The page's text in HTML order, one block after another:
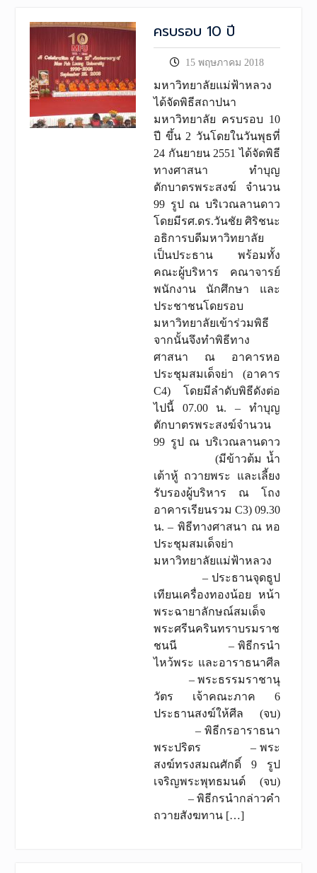
ครบรอบ 10 ปี
15 พฤษภาคม 2018
มหาวิทยาลัยแม่ฟ้าหลวง
ได้จัดพิธีสถาปนา
มหาวิทยาลัย ครบรอบ 10
ปี ขึ้น 2 วันโดยในวันพุธที่
24 กันยายน 2551 ได้จัดพิธี
ทางศาสนา ทำบุญ
ตักบาตรพระสงฆ์ จำนวน
99 รูป ณ บริเวณลานดาว
โดยมีรศ.ดร.วันชัย ศิริชนะ
อธิการบดีมหาวิทยาลัย
เป็นประธาน พร้อมทั้ง
คณะผู้บริหาร คณาจารย์
พนักงาน นักศึกษา และ
ประชาชนโดยรอบ
มหาวิทยาลัยเข้าร่วมพิธี
จากนั้นจึงทำพิธีทาง
ศาสนา ณ อาคารหอ
ประชุมสมเด็จย่า (อาคาร
C4) โดยมีลำดับพิธีดังต่อ
ไปนี้ 07.00 น. – ทำบุญ
ตักบาตรพระสงฆ์จำนวน
99 รูป ณ บริเวณลานดาว
(มีข้าวต้ม น้ำ
เต้าหู้ ถวายพระ และเลี้ยง
รับรองผู้บริหาร ณ โถง
อาคารเรียนรวม C3) 09.30
น. – พิธีทางศาสนา ณ หอ
ประชุมสมเด็จย่า
มหาวิทยาลัยแม่ฟ้าหลวง
– ประธานจุดธูป
เทียนเครื่องทองน้อย หน้า
พระฉายาลักษณ์สมเด็จ
พระศรีนครินทราบรมราช
ชนนี – พิธีกรนำ
ไหว้พระ และอาราธนาศีล
– พระธรรมราชานุ
วัตร เจ้าคณะภาค 6
ประธานสงฆ์ให้ศีล (จบ)
– พิธีกรอาราธนา
พระปริตร – พระ
สงฆ์ทรงสมณศักดิ์ 9 รูป
เจริญพระพุทธมนต์ (จบ)
– พิธีกรนำกล่าวคำ
ถวายสังฆทาน […]